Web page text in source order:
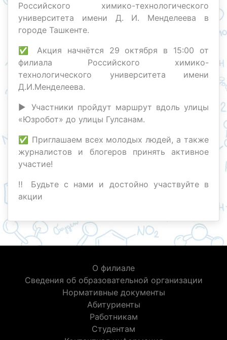
Российского химико-технологического
университета имени Д. И. Менделеева в
городе Ташкенте.
✅ Акция начнётся 29 октября в 15:00 от
филиала Российского химико-
технологического университета имени
Д.И.Менделеева.
▶️ Участники пройдут маршрут вдоль улицы
«Юзробот» до улицы Гулсанам.
✅ Приглашаем всех молодых людей, а также
журналистов и блогеров принять активное
участие!
‼️ Будьте с нами и достойно участвуйте в
акции
О филиале
Сведения об образовательной организации
Нормативные документы
Абитуриенты
Работникам
Студентам